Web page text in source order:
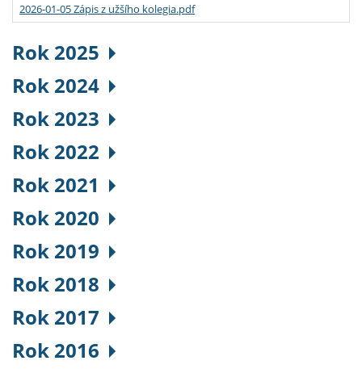
2026-01-05 Zápis z užšího kolegia.pdf
Rok 2025
Rok 2024
Rok 2023
Rok 2022
Rok 2021
Rok 2020
Rok 2019
Rok 2018
Rok 2017
Rok 2016